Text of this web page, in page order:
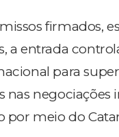
firmados,
a entrada
para
nas
por meio do